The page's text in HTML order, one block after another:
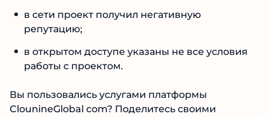
в сети проект получил негативную
репутацию;
в открытом доступе указаны не все условия
работы с проектом.
Вы пользовались услугами платформы
ClounineGlobal com? Поделитесь своими